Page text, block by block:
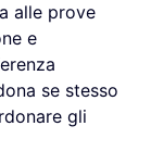
alle prove
e
se stesso
gli